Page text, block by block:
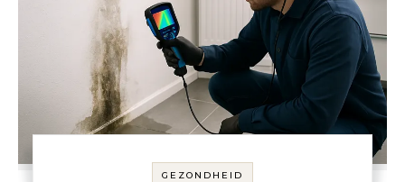
GEZONDHEID